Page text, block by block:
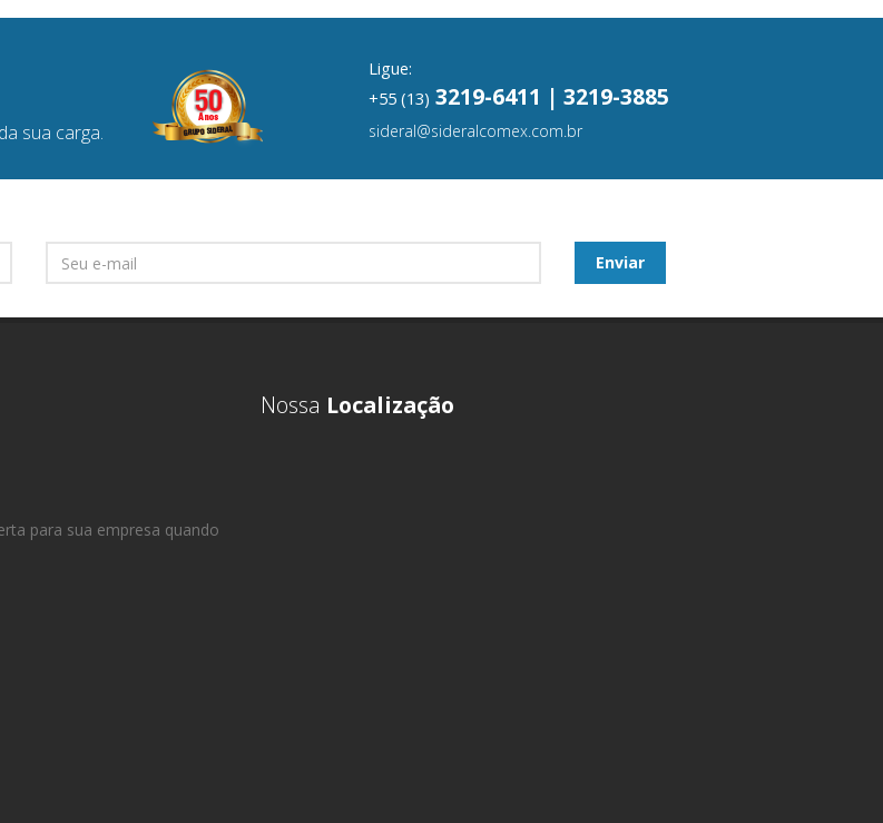
sua carga.
Ligue:
+55 (13) 3219-6411 | 3219-3885
sideral@sideralcomex.com.br
para sua empresa quando
Nossa Localização